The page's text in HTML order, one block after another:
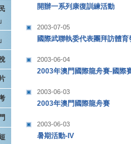
開辦一系列康復訓練活動
2003-07-05
國際武聯執委代表團拜訪體育
2003-06-04
2003年澳門國際龍舟賽-國際
2003-06-03
2003年澳門國際龍舟賽
2003-06-03
暑期活動-IV